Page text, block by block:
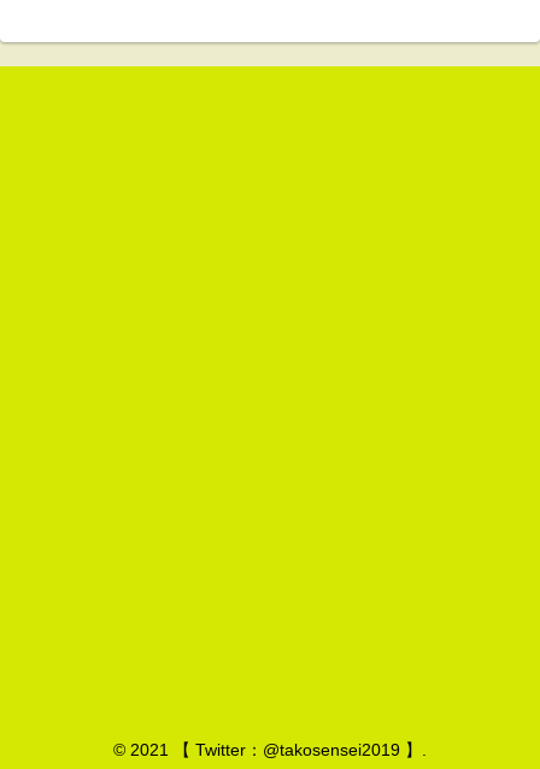
© 2021 【 Twitter：@takosensei2019 】.